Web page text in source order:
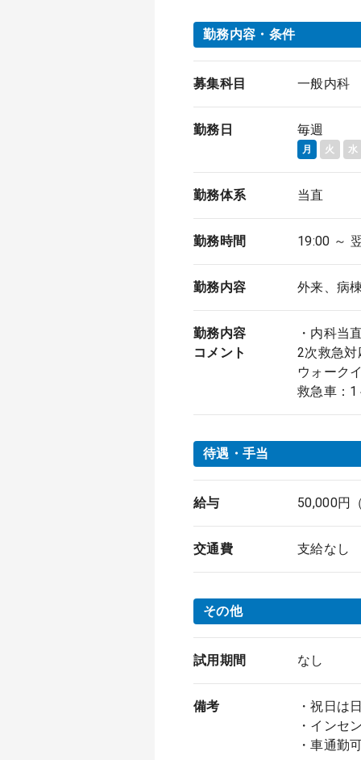
勤務内容・条件
募集科目 一般内科
勤務日 毎週
月 火 水
勤務体系 当直
勤務時間 19:00 ～
勤務内容 外来、病
勤務内容
コメント
・内科当
2次救急
ウォーク
救急車：1
待遇・手当
給与 50,000円
交通費 支給なし
その他
試用期間 なし
備考
・祝日は
・インセ
・車通勤